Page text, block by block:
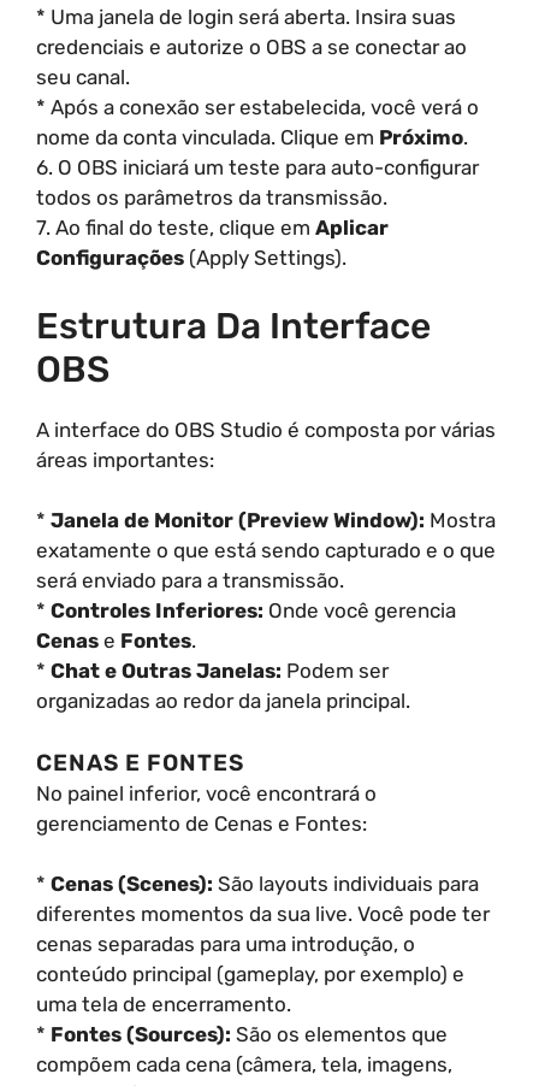
* Uma janela de login será aberta. Insira suas
credenciais e autorize o OBS a se conectar ao
seu canal.
* Após a conexão ser estabelecida, você verá o
nome da conta vinculada. Clique em Próximo.
6. O OBS iniciará um teste para auto-configurar
todos os parâmetros da transmissão.
7. Ao final do teste, clique em Aplicar
Configurações (Apply Settings).
Estrutura Da Interface
OBS
A interface do OBS Studio é composta por várias
áreas importantes:
* Janela de Monitor (Preview Window): Mostra
exatamente o que está sendo capturado e o que
será enviado para a transmissão.
* Controles Inferiores: Onde você gerencia
Cenas e Fontes.
* Chat e Outras Janelas: Podem ser
organizadas ao redor da janela principal.
CENAS E FONTES
No painel inferior, você encontrará o
gerenciamento de Cenas e Fontes:
* Cenas (Scenes): São layouts individuais para
diferentes momentos da sua live. Você pode ter
cenas separadas para uma introdução, o
conteúdo principal (gameplay, por exemplo) e
uma tela de encerramento.
* Fontes (Sources): São os elementos que
compõem cada cena (câmera, tela, imagens,